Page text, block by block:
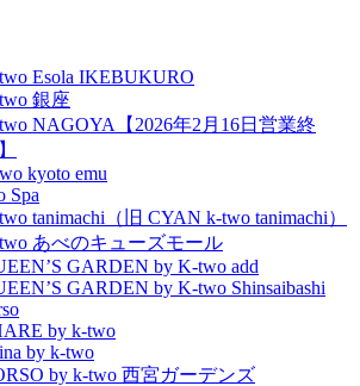
Esola IKEBUKURO
銀座
NAGOYA【2026年2月16日営業終
kyoto emu
Spa
tanimachi（旧 CYAN k-two tanimachi）
あべのキューズモール
GARDEN by K-two add
GARDEN by K-two Shinsaibashi
by k-two
by k-two
by k-two 西宮ガーデンズ